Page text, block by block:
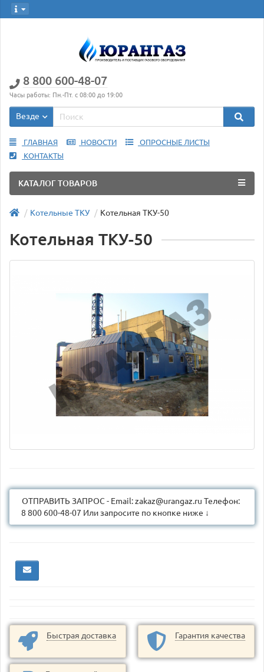
8 800 600-48-07
Часы работы: Пн.-Пт. с 08:00 до 19:00
Везде
ГЛАВНАЯ НОВОСТИ
ОПРОСНЫЕ ЛИСТЫ
КОНТАКТЫ
КАТАЛОГ ТОВАРОВ
Котельные ТКУ Котельная ТКУ-50
Котельная ТКУ-50
ОТПРАВИТЬ ЗАПРОС - Email: zakaz@urangaz.ru Телефон:
8 800 600-48-07 Или запросите по кнопке ниже ↓
Быстрая доставка Гарантия качества